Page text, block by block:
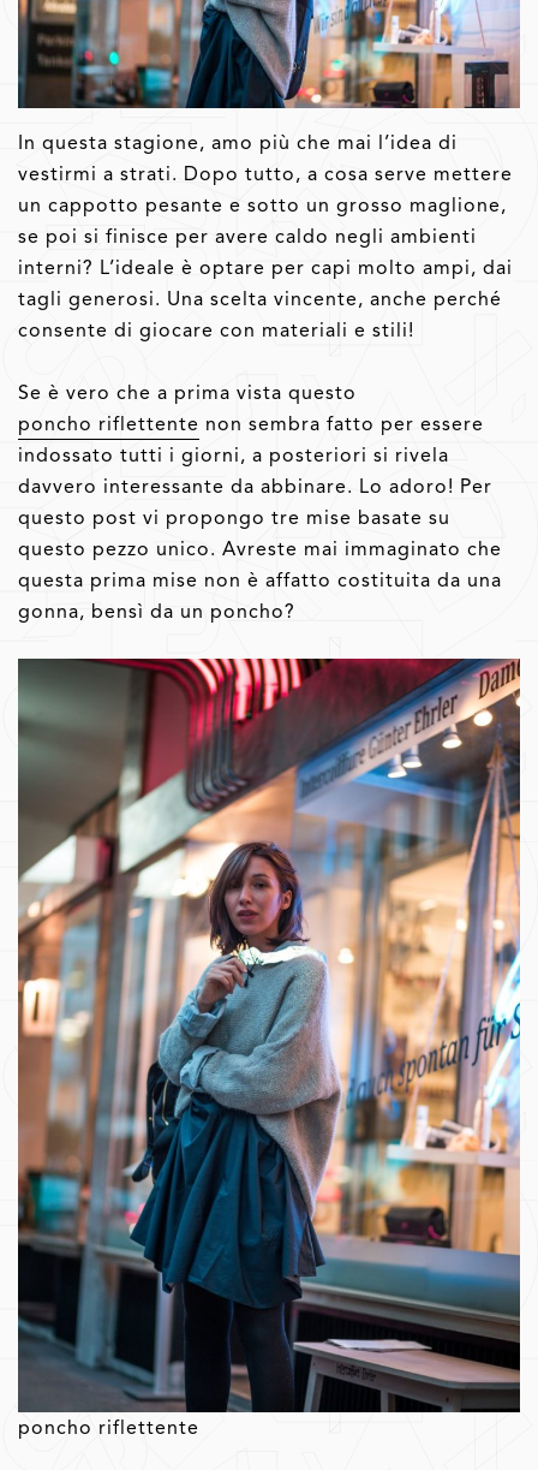
In questa stagione, amo più che mai l’idea di
vestirmi a strati. Dopo tutto, a cosa serve mettere
un cappotto pesante e sotto un grosso maglione,
se poi si finisce per avere caldo negli ambienti
interni? L’ideale è optare per capi molto ampi, dai
tagli generosi. Una scelta vincente, anche perché
consente di giocare con materiali e stili!
Se è vero che a prima vista questo
poncho riflettente non sembra fatto per essere
indossato tutti i giorni, a posteriori si rivela
davvero interessante da abbinare. Lo adoro! Per
questo post vi propongo tre mise basate su
questo pezzo unico. Avreste mai immaginato che
questa prima mise non è affatto costituita da una
gonna, bensì da un poncho?
poncho riflettente